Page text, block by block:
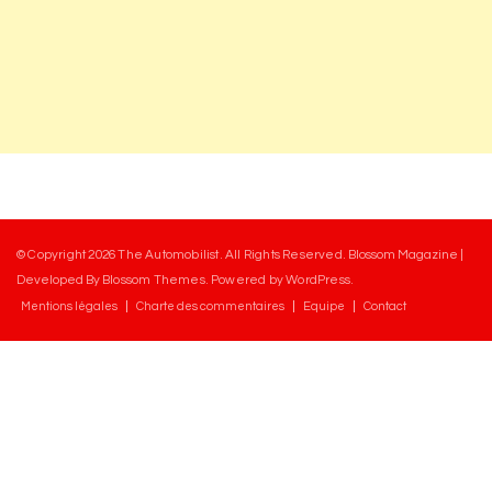
© Copyright 2026The Automobilist. All Rights Reserved. Blossom Magazine |
Developed By Blossom Themes. Powered byWordPress
Mentions légales Charte des commentaires Equipe Contact